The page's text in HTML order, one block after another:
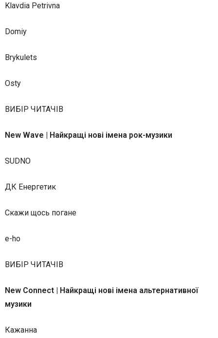
Klavdia Petrivna
Domiy
Brykulets
Osty
ВИБІР ЧИТАЧІВ
New Wave | Найкращі нові імена рок-музики
SUDNO
ДК Енергетик
Скажи щось погане
e-ho
ВИБІР ЧИТАЧІВ
New Connect | Найкращі нові імена альтернативної
музики
Кажанна